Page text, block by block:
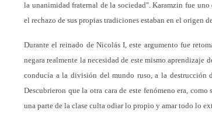
la unanimidad fraternal de la sociedad". Karamzin fue
el rechazo de sus propias tradiciones estaban en el origen
Durante el reinado de Nicolás I, este argumento fue
negara realmente la necesidad de este mismo
conducía a la división del mundo ruso, a la destrucción
Descubrieron que la otra cara de este fenómeno era,
una parte de la clase culta odiar lo propio y amar todo lo